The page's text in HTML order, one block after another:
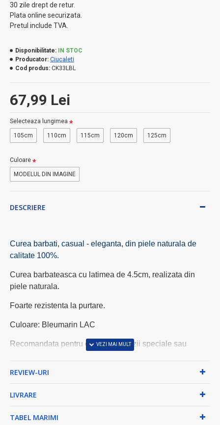
30 zile drept de retur.
Plata online securizata.
Pretul include TVA.
67,99 Lei
Disponibilitate: IN STOC
Producator: Ciucaleti
Cod produs: CK33LBL
Selecteaza lungimea
105cm 110cm 115cm 120cm 125cm
Culoare
MODELUL DIN IMAGINE
DESCRIERE
Curea barbati, casual - eleganta, din piele naturala de
calitate 100%.
Curea barbateasca cu latimea de 4.5cm, realizata din
piele naturala.
Foarte rezistenta la purtare.
Culoare: Bleumarin LAC
Recomandata pentru costum si ocazii speciale sau
Ciucaleti Shoes Romania
REVIEW-URI
LIVRARE
TABEL MARIMI